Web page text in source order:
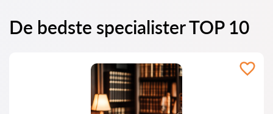
De bedste specialister TOP 10